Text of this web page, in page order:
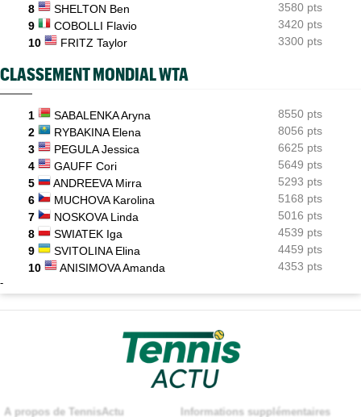
8
SHELTON Ben
3580 pts
9
COBOLLI Flavio
3420 pts
10
FRITZ Taylor 3300 pts
CLASSEMENT MONDIAL WTA
1 SABALENKA Aryna
8550 pts
2
RYBAKINA Elena
8056 pts
3
PEGULA Jessica
6625 pts
4
GAUFF Cori
5649 pts
5
ANDREEVA Mirra
5293 pts
6
MUCHOVA Karolina
5168 pts
7
NOSKOVA Linda
5016 pts
8
SWIATEK Iga
4539 pts
9
SVITOLINA Elina
4459 pts
10
ANISIMOVA Amanda 4353 pts
-
A propos de TennisActu Informations supplémentaires